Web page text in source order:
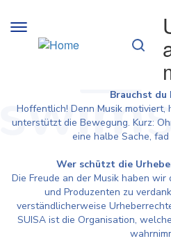
Toggle
navigation
Brauchst du
Hoffentlich! Denn Musik motiviert,
unterstützt die Bewegung. Kurz:
eine halbe Sache,
Wer schützt die
Die Freude an der Musik haben
und Produzenten zu
verständlicherweise
SUISA ist die Organisation,